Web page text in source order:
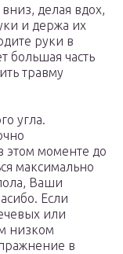
делая вдох,
и держа их
руки в
большая часть
травму
угла.
этом моменте до
максимально
Ваши
Если
или
низком
в